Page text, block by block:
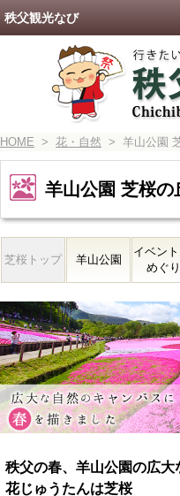
HOME > 花・自然 > 羊山公園
羊山公園 芝桜の
芝桜トップ 羊山公園
イベン
めぐり
秩父の春、羊山公園の広
花じゅうたんは芝桜
秩父観光なび